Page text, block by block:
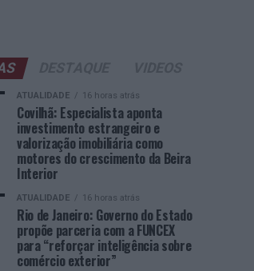
ATUALIDADE 16 horas atrás
Covilhã: Especialista aponta
investimento estrangeiro e
valorização imobiliária como
motores do crescimento da Beira
Interior
ATUALIDADE 16 horas atrás
Rio de Janeiro: Governo do Estado
propõe parceria com a FUNCEX
para “reforçar inteligência sobre
comércio exterior”